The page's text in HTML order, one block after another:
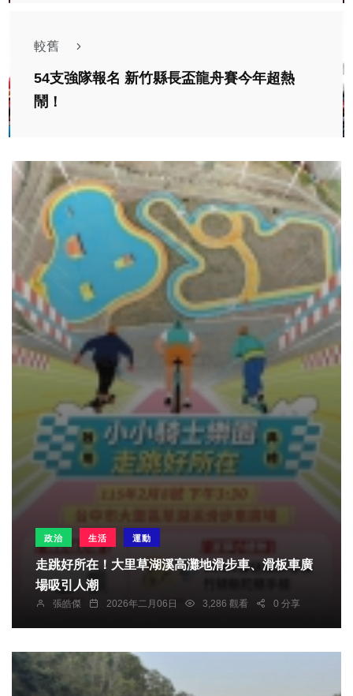
較舊
54支強隊報名 新竹縣長盃龍舟賽今年超熱
鬧！
政治 生活 運動
走跳好所在！大里草湖溪高灘地滑步車、滑板車廣
場吸引人潮
張皓傑 2026年二月06日 3,286 觀看 0 分享